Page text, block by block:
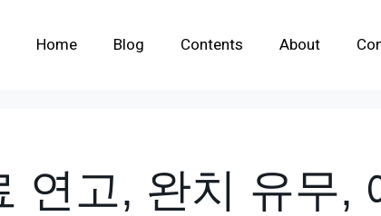
Home Blog Contents About
연고, 완치 유무,